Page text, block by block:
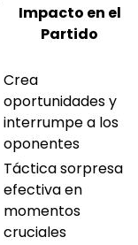
Impacto en el
Partido
Crea
oportunidades y
interrumpe a los
oponentes
Táctica sorpresa
efectiva en
momentos
cruciales